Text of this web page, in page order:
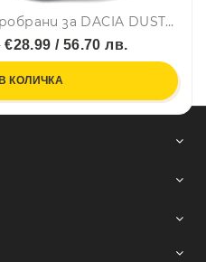
Комплект от 4бр. ветробрани за DACIA DUSTER III 2024 г. +
€28.99 / 56.70 лв.
КОЛИЧКА